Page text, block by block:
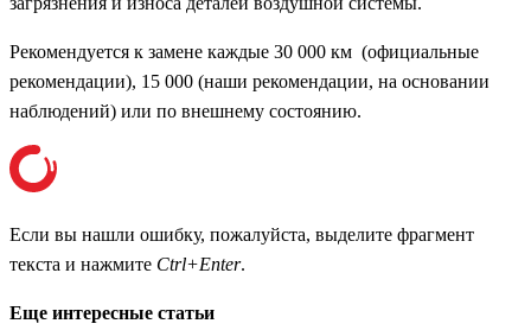
Рекомендуется к замене каждые 30 000 км (официальные
рекомендации), 15 000 (наши рекомендации, на основании
наблюдений) или по внешнему состоянию.
Если вы нашли ошибку, пожалуйста, выделите фрагмент
текста и нажмите Ctrl+Enter.
Еще интересные статьи